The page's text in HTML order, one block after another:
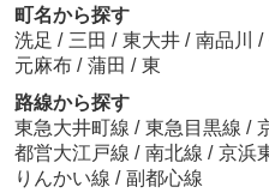
町名から探す
洗足 / 三田 / 東大井 / 南品川 /
元麻布 / 蒲田 / 東
路線から探す
東急大井町線 / 東急目黒線 /
都営大江戸線 / 南北線 / 京浜
りんかい線 / 副都心線